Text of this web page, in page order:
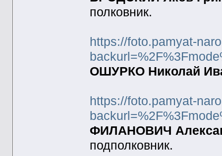
полковник.
https://foto.pamyat-
ОШУРКО Николай
https://foto.pamyat-
ФИЛАНОВИЧ
подполковник.